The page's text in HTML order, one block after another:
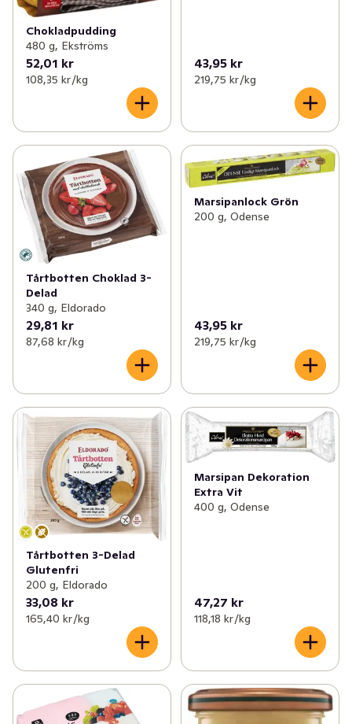
Chokladpudding
480 g, Ekströms
52,01 kr
108,35 kr /kg
43,95 kr
219,75 kr /kg
Tårtbotten Choklad 3-
Delad
340 g, Eldorado
29,81 kr
87,68 kr /kg
Marsipanlock Grön
200 g, Odense
43,95 kr
219,75 kr /kg
Tårtbotten 3-Delad
Glutenfri
200 g, Eldorado
33,08 kr
165,40 kr /kg
Marsipan Dekoration
Extra Vit
400 g, Odense
47,27 kr
118,18 kr /kg